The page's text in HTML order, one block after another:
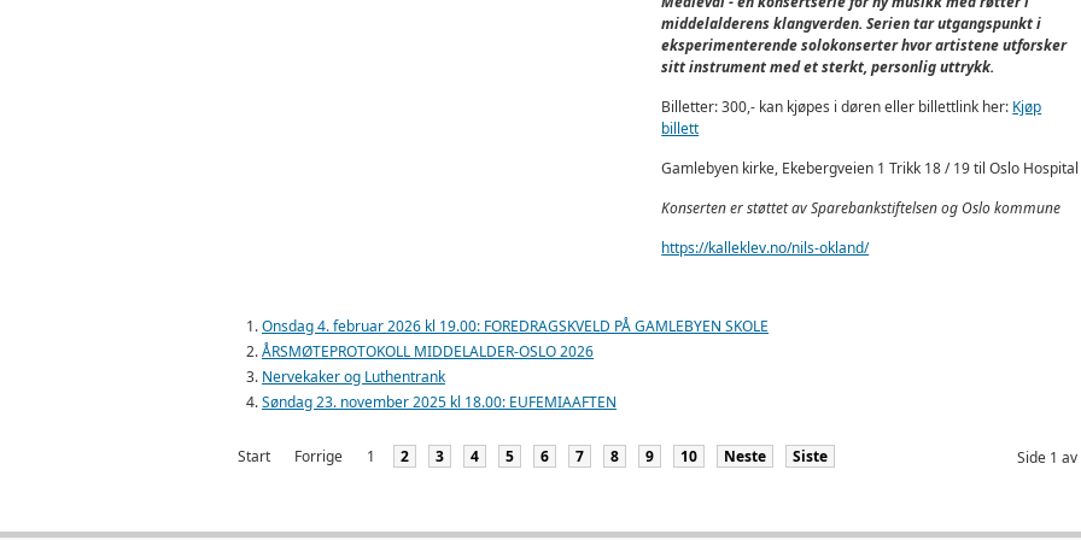
middelalderens klangverden. Serien tar utgangspunkt i
eksperimenterende solokonserter hvor artistene utforsker
sitt instrument med et sterkt, personlig uttrykk.
Billetter: 300,- kan kjøpes i døren eller billettlink her: Kjøp
billett
Gamlebyen kirke, Ekebergveien 1 Trikk 18 / 19 til Oslo Hospital
Konserten er støttet av Sparebankstiftelsen og Oslo kommune
https://kalleklev.no/nils-okland/
Onsdag 4. februar 2026 kl 19.00: FOREDRAGSKVELD PÅ GAMLEBYEN SKOLE
ÅRSMØTEPROTOKOLL MIDDELALDER-OSLO 2026
Nervekaker og Luthentrank
Søndag 23. november 2025 kl 18.00: EUFEMIAAFTEN
Side 1 av
Start Forrige 1 2 3 4 5 6 7 8 9 10 Neste Siste